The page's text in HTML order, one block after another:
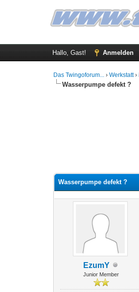
Hallo, Gast! Anmelden
Das Twingoforum... ›Werkstatt›
Wasserpumpe defekt ?
Wasserpumpe defekt ?
EzumY
Junior Member